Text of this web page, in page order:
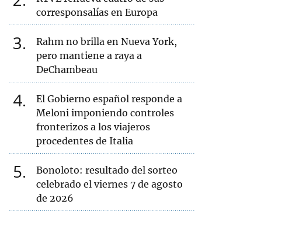
corresponsalías en Europa
3
Rahm no brilla en Nueva York,
pero mantiene a raya a
DeChambeau
4
El Gobierno español responde a
Meloni imponiendo controles
fronterizos a los viajeros
procedentes de Italia
5
Bonoloto: resultado del sorteo
celebrado el viernes 7 de agosto
de 2026